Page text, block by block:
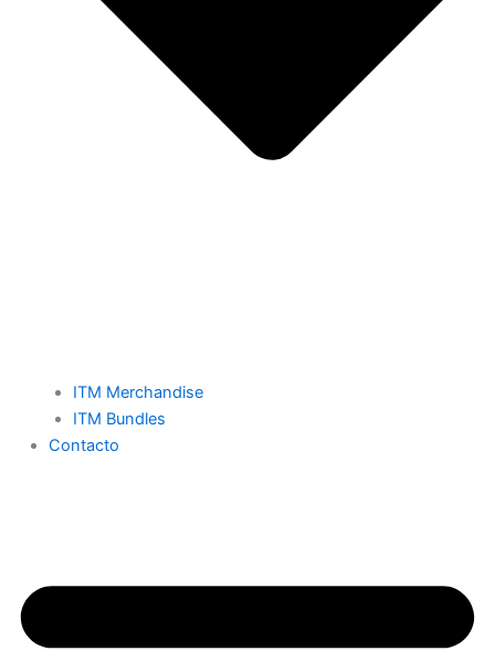
ITM Merchandise
ITM Bundles
Contacto